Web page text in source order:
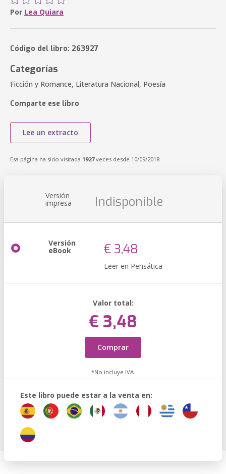
Por Lea Quiara
Código del libro: 263927
Categorías
Ficción y Romance, Literatura Nacional, Poesía
Comparte ese libro
Lee un extracto
Esa página ha sido visitada 1927veces desde 10/09/2018
Versión
impresa Indisponible
Versión
eBook € 3,48
Leer en Pensática
Valor total:
€ 3,48
Comprar
*No incluye IVA.
Este libro puede estar a la venta en: